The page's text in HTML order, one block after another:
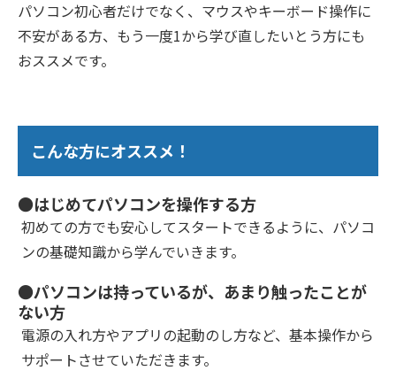
パソコン初心者だけでなく、マウスやキーボード操作に
不安がある方、もう一度1から学び直したいとう方にも
おススメです。
こんな方にオススメ！
●はじめてパソコンを操作する方
初めての方でも安心してスタートできるように、パソコ
ンの基礎知識から学んでいきます。
●パソコンは持っているが、あまり触ったことが
ない方
電源の入れ方やアプリの起動のし方など、基本操作から
サポートさせていただきます。